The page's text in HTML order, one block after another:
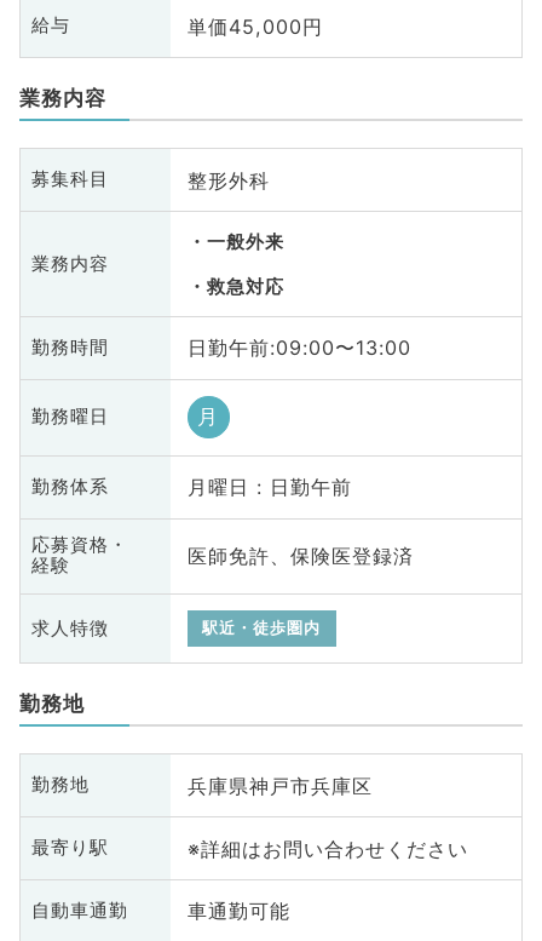
給与 単価45,000円
業務内容
募集科目 整形外科
業務内容
一般外来
救急対応
勤務時間 日勤午前:09:00〜13:00
勤務曜日 月
勤務体系 月曜日 : 日勤午前
応募資格・
経験
医師免許、保険医登録済
求人特徴 駅近・徒歩圏内
勤務地
勤務地 兵庫県神戸市兵庫区
最寄り駅 ※詳細はお問い合わせください
自動車通勤 車通勤可能